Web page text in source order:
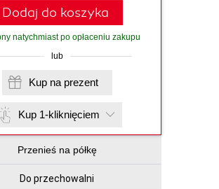
Dodaj do koszyka
natychmiast po opłaceniu zakupu
lub
Kup na prezent
Kup 1-kliknięciem
Przenieś na półkę
Do przechowalni